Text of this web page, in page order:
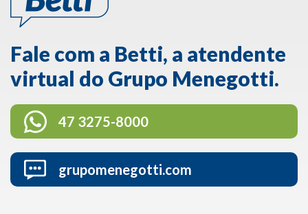
Fale com a Betti, a atendente
virtual do Grupo Menegotti.
47 3275-8000
grupomenegotti.com